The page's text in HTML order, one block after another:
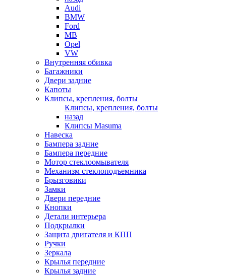
Audi
BMW
Ford
MB
Opel
VW
Внутренняя обивка
Багажники
Двери задние
Капоты
Клипсы, крепления, болты
Клипсы, крепления, болты
назад
Клипсы Masuma
Навеска
Бампера задние
Бампера передние
Мотор стеклоомывателя
Механизм стеклоподъемника
Брызговики
Замки
Двери передние
Кнопки
Детали интерьера
Подкрылки
Защита двигателя и КПП
Ручки
Зеркала
Крылья передние
Крылья задние